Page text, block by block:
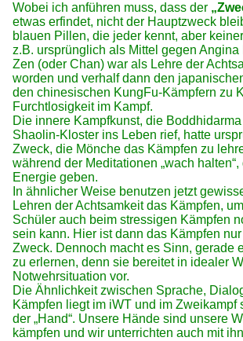
Wobei ich anführen muss, dass der
etwas erfindet, nicht der Hauptzweck
blauen Pillen, die jeder kennt, aber
z.B. ursprünglich als Mittel gegen Angina
Zen (oder Chan) war als Lehre der
worden und verhalf dann den
den chinesischen KungFu-Kämpfern zu
Furchtlosigkeit im Kampf.
Die innere Kampfkunst, die Boddhidarma
Shaolin-Kloster ins Leben rief, hatte
Zweck, die Mönche das Kämpfen zu
während der Meditationen „wach halten“,
Energie geben.
In ähnlicher Weise benutzen jetzt
Lehren der Achtsamkeit das Kämpfen,
Schüler auch beim stressigen Kämpfen
sein kann. Hier ist dann das Kämpfen
Zweck. Dennoch macht es Sinn, gerade
zu erlernen, denn sie bereitet in idealer
Notwehrsituation vor.
Die Ähnlichkeit zwischen Sprache,
Kämpfen liegt im iWT und im Zweikampf
der „Hand“. Unsere Hände sind unsere
kämpfen und wir unterrichten auch mit